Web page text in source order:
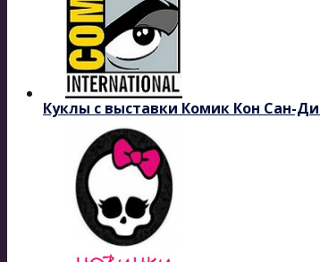
Куклы с выставки Комик Кон Сан-